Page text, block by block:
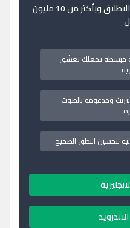
مع البرنامج العربي الاشهر على الاطلاق وبأكثر من 10 مليون
مبسطة تجعلك تعشق
ومدعومة بالصوت